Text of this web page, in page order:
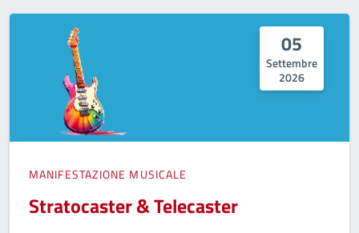
05
Settembre
2026
MANIFESTAZIONE MUSICALE
Stratocaster & Telecaster